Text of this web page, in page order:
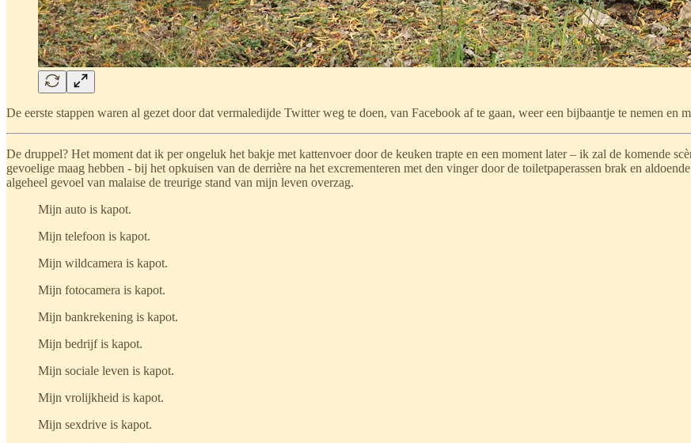
De eerste stappen waren al gezet door dat vermaledijde Twitter weg te doen, van Facebook af te gaan, weer een bijbaantje te nemen en
De druppel? Het moment dat ik per ongeluk het bakje met kattenvoer door de keuken trapte en een moment later – ik zal de komende
gevoelige maag hebben - bij het opkuisen van de derrière na het excrementeren met den vinger door de toiletpaperassen brak en
algeheel gevoel van malaise de treurige stand van mijn leven overzag.
Mijn auto is kapot.
Mijn telefoon is kapot.
Mijn wildcamera is kapot.
Mijn fotocamera is kapot.
Mijn bankrekening is kapot.
Mijn bedrijf is kapot.
Mijn sociale leven is kapot.
Mijn vrolijkheid is kapot.
Mijn sexdrive is kapot.